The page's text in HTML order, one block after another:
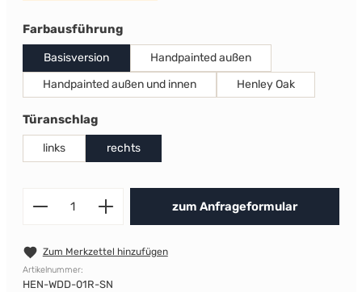
Farbausführungauswählen
Basisversion
Handpainted außen
Handpainted außen und innen
Henley Oak
Türanschlagauswählen
links rechts
Produkt Anzahl: Gib den
zum Anfrageformular
Zum Merkzettel hinzufügen
Artikelnummer:
HEN-WDD-01R-SN